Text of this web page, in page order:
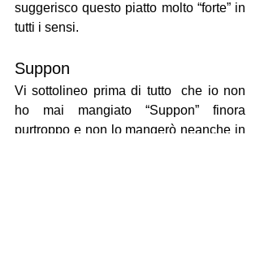
suggerisco questo piatto molto “forte” in
tutti i sensi.
Suppon
Vi sottolineo prima di tutto  che io non
ho mai mangiato “Suppon” finora
purtroppo e non lo mangerò neanche in